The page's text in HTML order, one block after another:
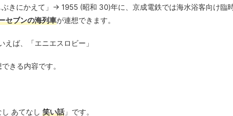
きにかえて」→ 1955 (昭和 30)年に、京成電鉄では海水浴客向け臨
セブンの海列車が連想できます。
ば、「エニエスロビー」
きる内容です。
あてなし 笑い話」です。